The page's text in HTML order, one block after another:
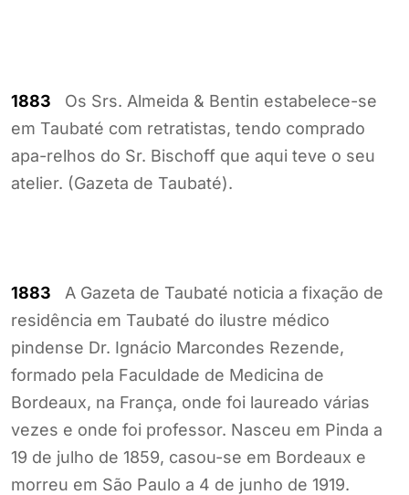
1883 Os Srs. Almeida & Bentin estabelece-se
em Taubaté com retratistas, tendo comprado
apa-relhos do Sr. Bischoff que aqui teve o seu
atelier. (Gazeta de Taubaté).
1883 A Gazeta de Taubaté noticia a fixação de
residência em Taubaté do ilustre médico
pindense Dr. Ignácio Marcondes Rezende,
formado pela Faculdade de Medicina de
Bordeaux, na França, onde foi laureado várias
vezes e onde foi professor. Nasceu em Pinda a
19 de julho de 1859, casou-se em Bordeaux e
morreu em São Paulo a 4 de junho de 1919.